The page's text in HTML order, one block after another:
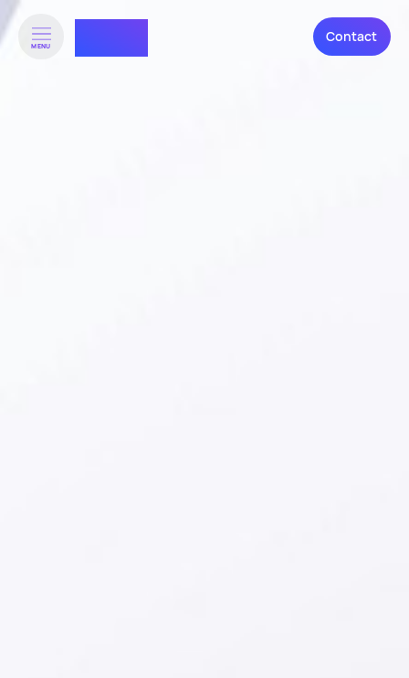
MENU
Contact